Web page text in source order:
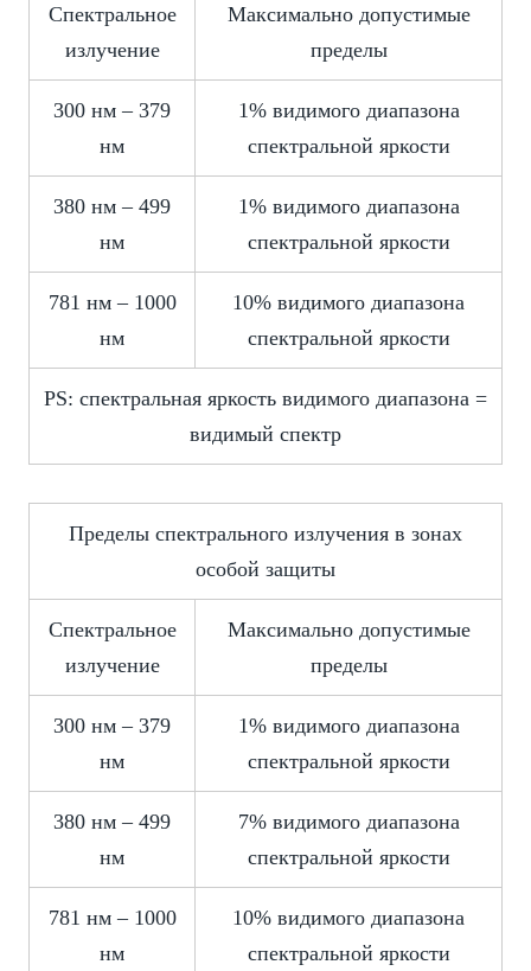
Спектральное
излучение
Максимально допустимые
пределы
300 нм – 379
нм
1% видимого диапазона
спектральной яркости
380 нм – 499
нм
1% видимого диапазона
спектральной яркости
781 нм – 1000
нм
10% видимого диапазона
спектральной яркости
PS: спектральная яркость видимого диапазона =
видимый спектр
Пределы спектрального излучения в зонах
особой защиты
Спектральное
излучение
Максимально допустимые
пределы
300 нм – 379
нм
1% видимого диапазона
спектральной яркости
380 нм – 499
нм
7% видимого диапазона
спектральной яркости
781 нм – 1000
нм
10% видимого диапазона
спектральной яркости